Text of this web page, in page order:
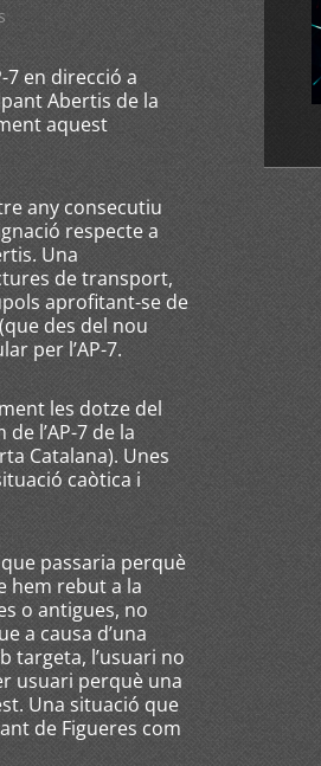
7 en direcció a
Abertis de la
aquest
any consecutiu
respecte a
Una
de transport,
aprofitant-se de
des del nou
per l’AP-7.
les dotze del
l’AP-7 de la
Catalana). Unes
caòtica i
passaria perquè
hem rebut a la
o antigues, no
a causa d’una
targeta, l’usuari no
usuari perquè una
Una situació que
de Figueres com